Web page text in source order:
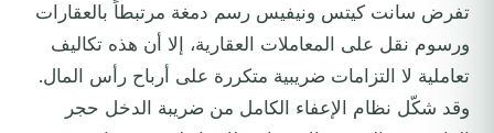
تفرض سانت كيتس ونيفيس رسم دمغة مرتبطاً بالعقارات
ورسوم نقل على المعاملات العقارية، إلا أن هذه تكاليف
تعاملية لا التزامات ضريبية متكررة على أرباح رأس المال.
وقد شكّل نظام الإعفاء الكامل من ضريبة الدخل حجر